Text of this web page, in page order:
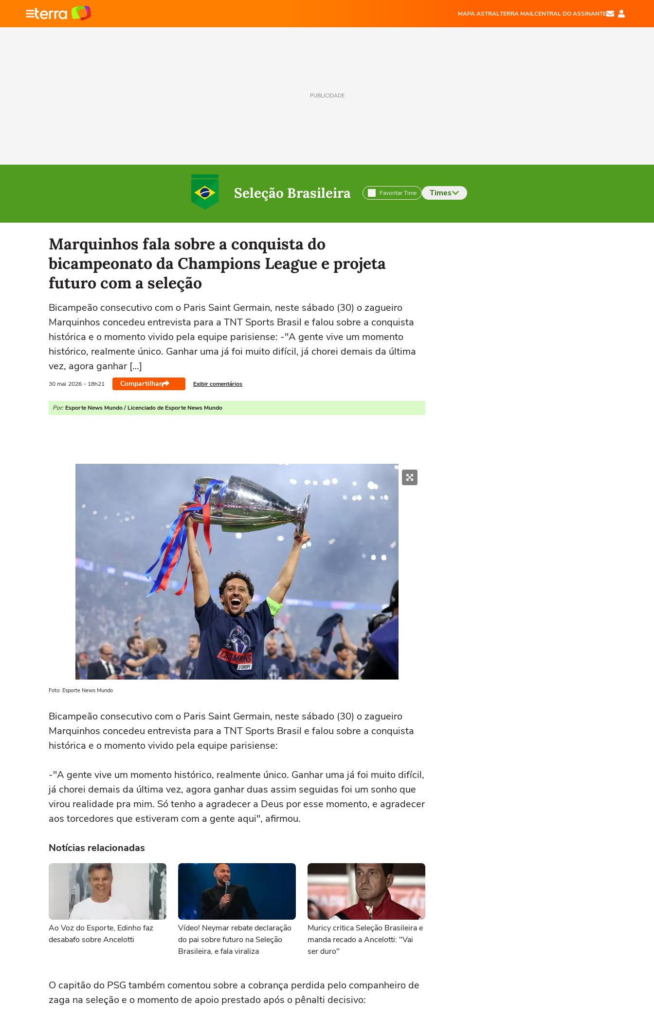
MAPA ASTRALTERRA MAILCENTRAL DO ASSINANTE
PUBLICIDADE
Seleção Brasileira Favoritar Time Times
Selecione o time para ver as notícias
Marquinhos fala sobre a conquista do
bicampeonato da Champions League e projeta
futuro com a seleção
Bicampeão consecutivo com o Paris Saint Germain, neste sábado (30) o zagueiro
Marquinhos concedeu entrevista para a TNT Sports Brasil e falou sobre a conquista
histórica e o momento vivido pela equipe parisiense: -"A gente vive um momento
histórico, realmente único. Ganhar uma já foi muito difícil, já chorei demais da última
vez, agora ganhar […]
30 mai 2026 - 18h21 Compartilhar Exibir comentários
Por: Esporte News Mundo / Licenciado de Esporte News Mundo
Foto: Esporte News Mundo
Bicampeão consecutivo com o Paris Saint Germain, neste sábado (30) o zagueiro
Marquinhos concedeu entrevista para a TNT Sports Brasil e falou sobre a conquista
histórica e o momento vivido pela equipe parisiense:
-"A gente vive um momento histórico, realmente único. Ganhar uma já foi muito difícil,
já chorei demais da última vez, agora ganhar duas assim seguidas foi um sonho que
virou realidade pra mim. Só tenho a agradecer a Deus por esse momento, e agradecer
aos torcedores que estiveram com a gente aqui", afirmou.
Notícias relacionadas
Ao Voz do Esporte, Edinho faz
desabafo sobre Ancelotti
Vídeo! Neymar rebate declaração
do pai sobre futuro na Seleção
Brasileira, e fala viraliza
Muricy critica Seleção Brasileira e
manda recado a Ancelotti: "Vai
ser duro"
O capitão do PSG também comentou sobre a cobrança perdida pelo companheiro de
zaga na seleção e o momento de apoio prestado após o pênalti decisivo: